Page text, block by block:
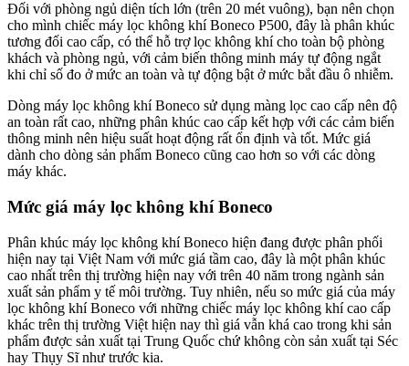
Đối với phòng ngủ diện tích lớn (trên 20 mét vuông), bạn nên chọn
cho mình chiếc máy lọc không khí Boneco P500, đây là phân khúc
tương đối cao cấp, có thể hỗ trợ lọc không khí cho toàn bộ phòng
khách và phòng ngủ, với cảm biến thông minh máy tự động ngắt
khi chỉ số đo ở mức an toàn và tự động bật ở mức bắt đầu ô nhiễm.
Dòng máy lọc không khí Boneco sử dụng màng lọc cao cấp nên độ
an toàn rất cao, những phân khúc cao cấp kết hợp với các cảm biến
thông minh nên hiệu suất hoạt động rất ổn định và tốt. Mức giá
dành cho dòng sản phẩm Boneco cũng cao hơn so với các dòng
máy khác.
Mức giá máy lọc không khí Boneco
Phân khúc máy lọc không khí Boneco hiện đang được phân phối
hiện nay tại Việt Nam với mức giá tầm cao, đây là một phân khúc
cao nhất trên thị trường hiện nay với trên 40 năm trong ngành sản
xuất sản phẩm y tế môi trường. Tuy nhiên, nếu so mức giá của máy
lọc không khí Boneco với những chiếc máy lọc không khí cao cấp
khác trên thị trường Việt hiện nay thì giá vẫn khá cao trong khi sản
phẩm được sản xuất tại Trung Quốc chứ không còn sản xuất tại Séc
hay Thụy Sĩ như trước kia.